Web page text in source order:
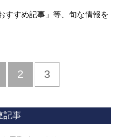
すすめ記事」等、旬な情報を
2 3
記事